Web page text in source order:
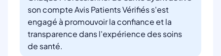
son compte Avis Patients Vérifiés s'est
engagé à promouvoir la confiance et la
transparence dans l'expérience des soins
de santé.